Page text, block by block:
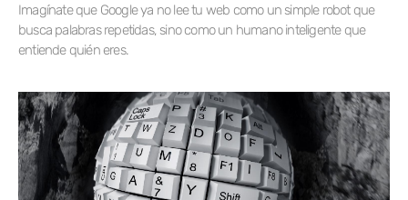
Imagínate que Google ya no lee tu web como un simple robot que
busca palabras repetidas, sino como un humano inteligente que
entiende quién eres.